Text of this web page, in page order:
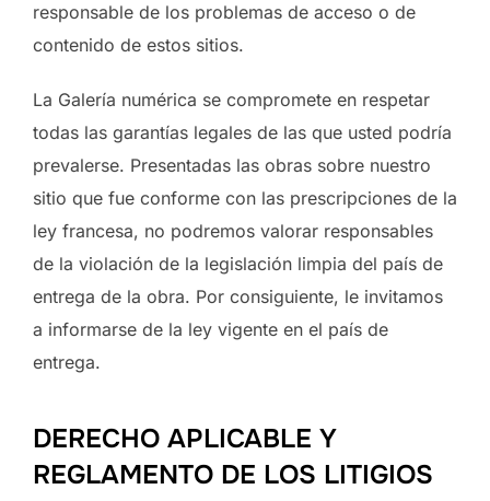
responsable de los problemas de acceso o de
contenido de estos sitios.
La Galería numérica se compromete en respetar
todas las garantías legales de las que usted podría
prevalerse. Presentadas las obras sobre nuestro
sitio que fue conforme con las prescripciones de la
ley francesa, no podremos valorar responsables
de la violación de la legislación limpia del país de
entrega de la obra. Por consiguiente, le invitamos
a informarse de la ley vigente en el país de
entrega.
DERECHO APLICABLE Y
REGLAMENTO DE LOS LITIGIOS